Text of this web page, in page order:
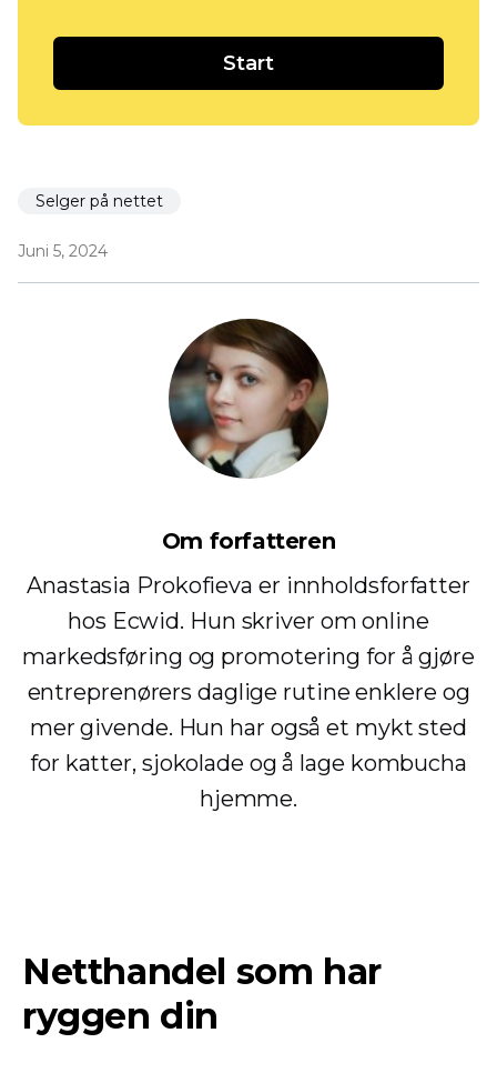
Start
Selger på nettet
Juni 5, 2024
Om forfatteren
Anastasia Prokofieva er innholdsforfatter
hos Ecwid. Hun skriver om online
markedsføring og promotering for å gjøre
entreprenørers daglige rutine enklere og
mer givende. Hun har også et mykt sted
for katter, sjokolade og å lage kombucha
hjemme.
Netthandel som har
ryggen din